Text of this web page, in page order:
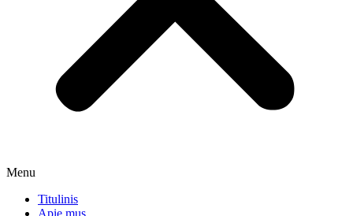
Menu
Titulinis
Apie mus